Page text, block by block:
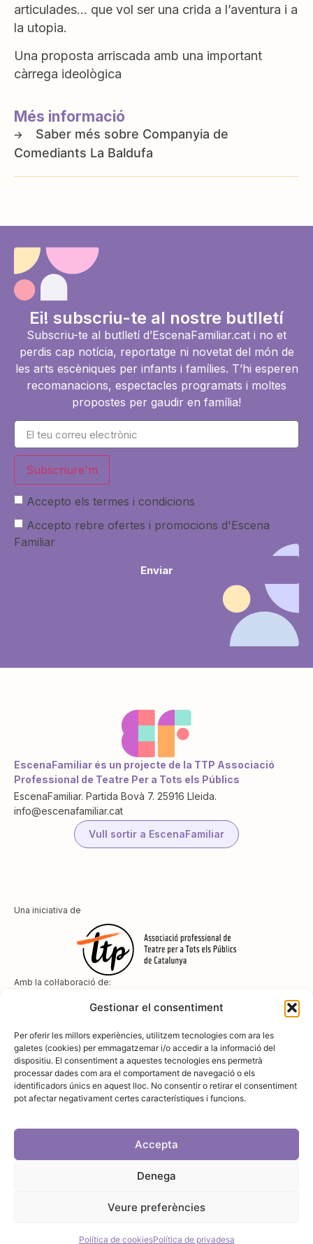
Gestionar el consentiment
Per oferir les millors experiències, utilitzem tecnologies com ara les
galetes (cookies) per emmagatzemar i/o accedir a la informació del
dispositiu. El consentiment a aquestes tecnologies ens permetrà
processar dades com ara el comportament de navegació o els
identificadors únics en aquest lloc. No consentir o retirar el consentiment
pot afectar negativament certes característiques i funcions.
Accepta
Denega
Veure preferències
Política de cookiesPolítica de privadesa
articulades… que vol ser una crida a l’aventura i a
la utopia.
Una proposta arriscada amb una important
càrrega ideològica
Més informació
Companyia de
Comediants La Baldufa
Ei! subscriu-te al nostre butlletí
Subscriu-te al butlletí d’EscenaFamiliar.cat i no et
perdis cap notícia, reportatge ni novetat del món de
les arts escèniques per infants i famílies. T’hi esperen
recomanacions, espectacles programats i moltes
propostes per gaudir en família!
Subscriure'm
Accepto els termes i condicions
Accepto rebre ofertes i promocions d'Escena
Familiar
Enviar
EscenaFamiliar és un projecte de la TTP Associació
Professional de Teatre Per a Tots els Públics
EscenaFamiliar. Partida Bovà 7. 25916 Lleida.
info@escenafamiliar.cat
Vull sortir a EscenaFamiliar
Una iniciativa de
Amb la col·laboració de:
Amb el suport de
Política de privadesa